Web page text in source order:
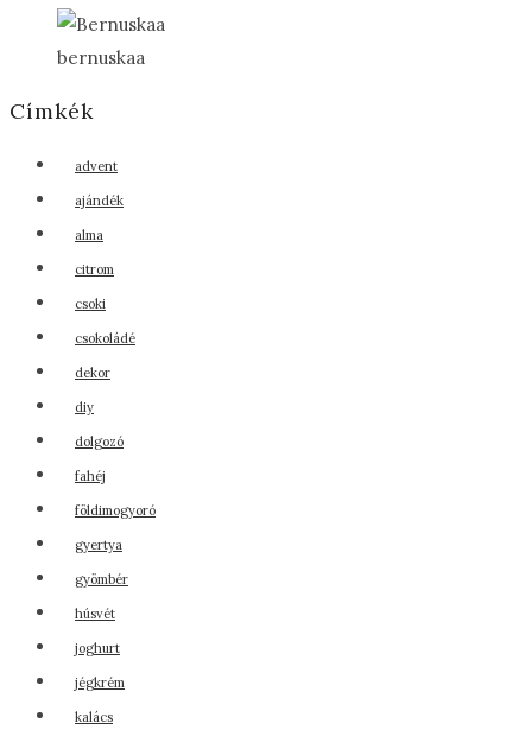
bernuskaa
Címkék
advent
ajándék
alma
citrom
csoki
csokoládé
dekor
diy
dolgozó
fahéj
földimogyoró
gyertya
gyömbér
húsvét
joghurt
jégkrém
kalács